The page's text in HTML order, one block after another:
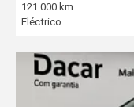
121.000 km
Eléctrico